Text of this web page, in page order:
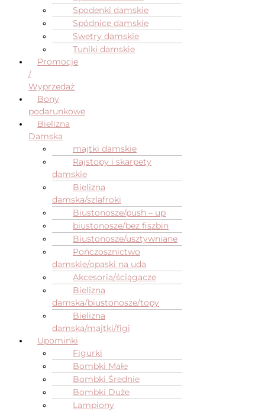
Spodenki damskie
Spódnice damskie
Swetry damskie
Tuniki damskie
Promocje
/
Wyprzedaż
Bony
podarunkowe
Bielizna
Damska
majtki damskie
Rajstopy i skarpety
damskie
Bielizna
damska/szlafroki
Biustonosze/push – up
biustonosze/bez fiszbin
Biustonosze/usztywniane
Pończosznictwo
damskie/opaski na uda
Akcesoria/ściągacze
Bielizna
damska/biustonosze/topy
Bielizna
damska/majtki/figi
Upominki
Figurki
Bombki Małe
Bombki Średnie
Bombki Duże
Lampiony